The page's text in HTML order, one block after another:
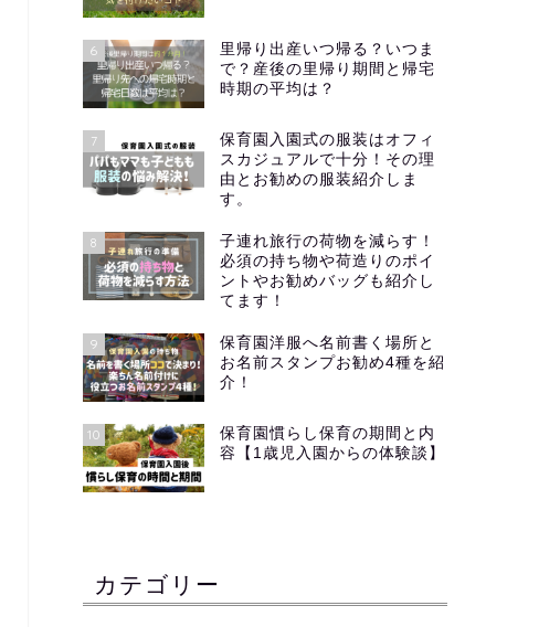
6
里帰り出産いつ帰る？いつま
で？産後の里帰り期間と帰宅
時期の平均は？
7
保育園入園式の服装はオフィ
スカジュアルで十分！その理
由とお勧めの服装紹介しま
す。
8
子連れ旅行の荷物を減らす！
必須の持ち物や荷造りのポイ
ントやお勧めバッグも紹介し
てます！
9
保育園洋服へ名前書く場所と
お名前スタンプお勧め4種を紹
介！
10
保育園慣らし保育の期間と内
容【1歳児入園からの体験談】
カテゴリー